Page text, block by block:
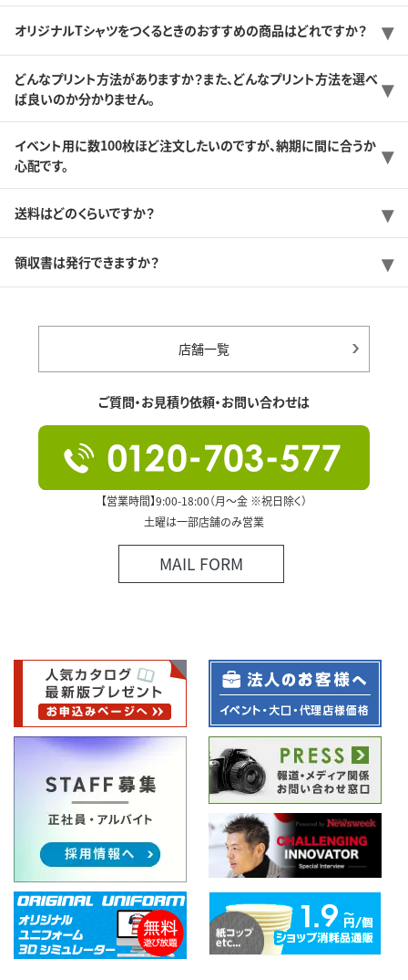
オリジナルTシャツをつくるときのおすすめの商品はどれですか？
どんなプリント方法がありますか？また、どんなプリント方法を選べ
ば良いのか分かりません。
イベント用に数100枚ほど注文したいのですが、納期に間に合うか
心配です。
送料はどのくらいですか？
領収書は発行できますか？
店舗一覧
ご質問・お見積り依頼・お問い合わせは
【営業時間】9:00-18:00（月～金 ※祝日除く）
土曜は一部店舗のみ営業
MAIL FORM